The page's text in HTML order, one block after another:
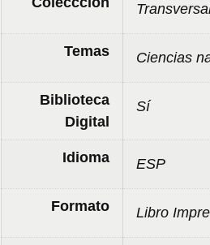
Temas Ciencias
Biblioteca
Digital
Sí
Idioma ESP
Formato Libro